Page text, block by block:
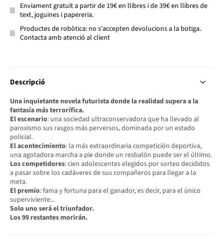
Enviament gratuït a partir de 19€ en llibres i de 39€ en llibres de
text, joguines i papereria.
Productes de robòtica: no s'accepten devolucions a la botiga.
Contacta amb atenció al client
Descripció
Una inquietante novela futurista donde la realidad supera a la
fantasía más terrorífica.
El escenario: una sociedad ultraconservadora que ha llevado al
paroxismo sus rasgos más perversos, dominada por un estado
policial.
El acontecimiento: la más extraordinaria competición deportiva,
una agotadora marcha a pie donde un resbalón puede ser el último.
Los competidores: cien adolescentes elegidos por sorteo decididos
a pasar sobre los cadáveres de sus compañeros para llegar a la
meta.
El premio: fama y fortuna para el ganador, es decir, para el único
superviviente...
Solo uno será el triunfador.
Los 99 restantes morirán.